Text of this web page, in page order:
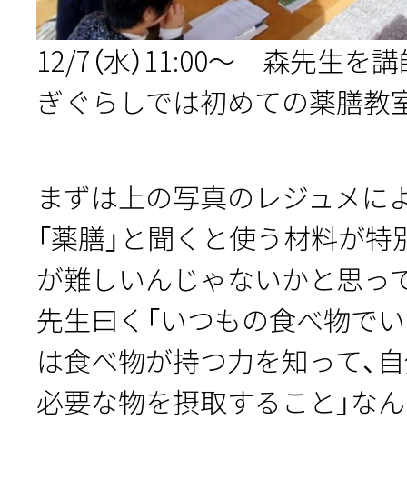
12/7（水）11:00〜 森先生を
ぎぐらしでは初めての薬膳教
まずは上の写真のレジュメに
「薬膳」と聞くと使う材料が
が難しいんじゃないかと思っ
先生曰く「いつもの食べ物で
は食べ物が持つ力を知って、
必要な物を摂取すること」な